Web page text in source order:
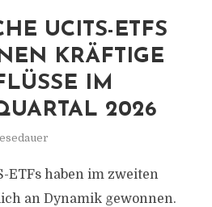
& Akteure im
UCITS-ETFS
KRÄFTIGE
IM
2026
ETFs haben im zweiten
an Dynamik gewonnen.